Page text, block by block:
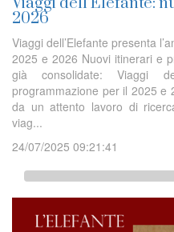
2026
Viaggi dell’Elefante presenta
2025 e 2026 Nuovi itinerari e
già consolidate: Viaggi
programmazione per il 2025 e
da un attento lavoro di
viag...
24/07/2025 09:21:41